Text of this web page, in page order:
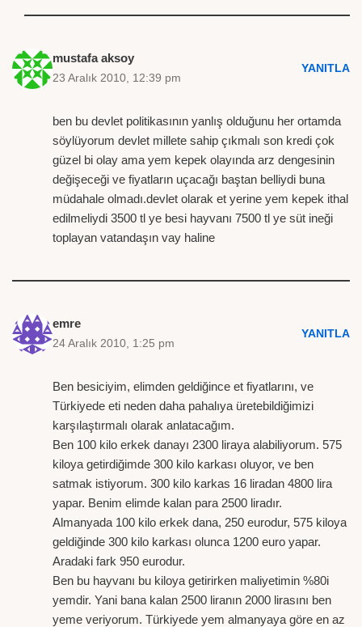
mustafa aksoy
23 Aralık 2010, 12:39 pm
YANITLA
ben bu devlet politikasının yanlış olduğunu her ortamda
söylüyorum devlet millete sahip çıkmalı son kredi çok
güzel bi olay ama yem kepek olayında arz dengesinin
değişeceği ve fiyatların uçacağı baştan belliydi buna
müdahale olmadı.devlet olarak et yerine yem kepek ithal
edilmeliydi 3500 tl ye besi hayvanı 7500 tl ye süt ineği
toplayan vatandaşın vay haline
emre
24 Aralık 2010, 1:25 pm
YANITLA
Ben besiciyim, elimden geldiğince et fiyatlarını, ve
Türkiyede eti neden daha pahalıya üretebildiğimizi
karşılaştırmalı olarak anlatacağım.
Ben 100 kilo erkek danayı 2300 liraya alabiliyorum. 575
kiloya getirdiğimde 300 kilo karkası oluyor, ve ben
satmak istiyorum. 300 kilo karkas 16 liradan 4800 lira
yapar. Benim elimde kalan para 2500 liradır.
Almanyada 100 kilo erkek dana, 250 eurodur, 575 kiloya
geldiğinde 300 kilo karkası olunca 1200 euro yapar.
Aradaki fark 950 eurodur.
Ben bu hayvanı bu kiloya getirirken maliyetimin %80i
yemdir. Yani bana kalan 2500 liranın 2000 lirasını ben
yeme veriyorum. Türkiyede yem almanyaya göre en az